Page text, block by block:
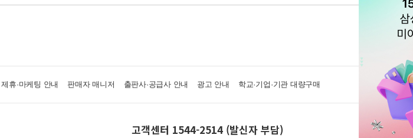
제휴·마케팅 안내 판매자 매니저 출판사·공급사 안내 광고 안내 학교·기업·기관 대량구매
고객센터 1544-2514 (발신자 부담)